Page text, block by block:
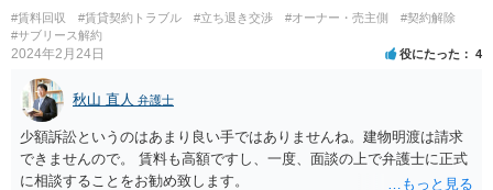
#賃料回収 #賃貸契約トラブル #立ち退き交渉 #オーナー・売主側
#契約解除
#サブリース解約
2024年2月24日 役にたった 4
秋山 直人 弁護士
少額訴訟というのはあまり良い手ではありませんね。建物明渡は請求
できませんので。 賃料も高額ですし、一度、面談の上で弁護士に正式
に相談することをお勧め致します。